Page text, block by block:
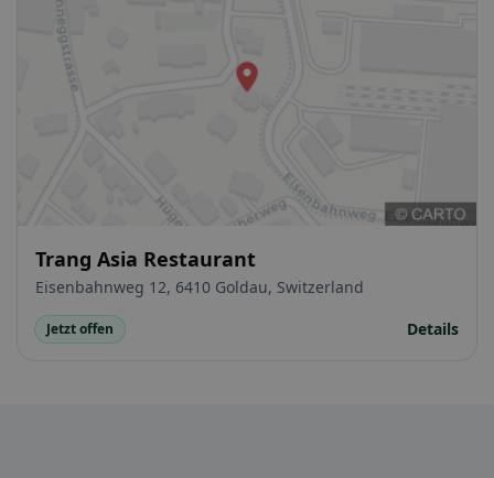
Trang Asia Restaurant
Eisenbahnweg 12, 6410 Goldau, Switzerland
Jetzt offen Details